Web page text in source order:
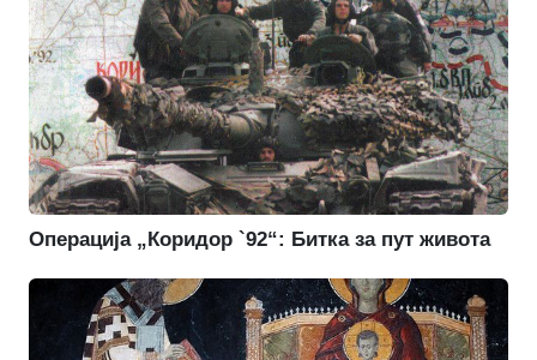
Операција „Коридор `92“: Битка за пут живота